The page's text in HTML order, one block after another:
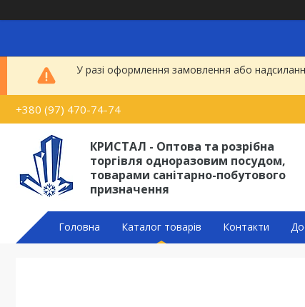
У разі оформлення замовлення або
+380 (97) 470-74-74
КРИСТАЛ - Оптова та розрібна
торгівля одноразовим посудом,
товарами санітарно-побутового
призначення
Головна Каталог товарів Контакти